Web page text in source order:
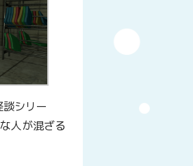
シリー
人が混ざる